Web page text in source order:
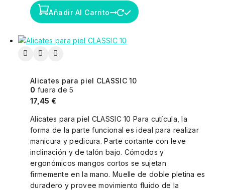
Añadir Al Carrito
Alicates para piel CLASSIC 10
0 fuera de 5
17,45 €
Alicates para piel CLASSIC 10 Para cutícula, la
forma de la parte funcional es ideal para realizar
manicura y pedicura. Parte cortante con leve
inclinación y de talón bajo. Cómodos y
ergonómicos mangos cortos se sujetan
firmemente en la mano. Muelle de doble pletina es
duradero y provee movimiento fluido de la